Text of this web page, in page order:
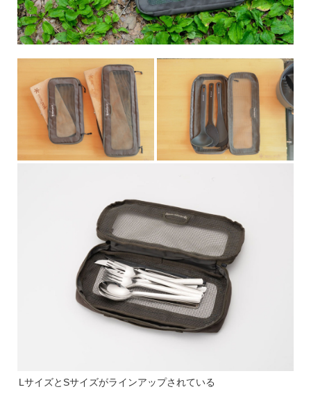
LサイズとSサイズがラインアップされている